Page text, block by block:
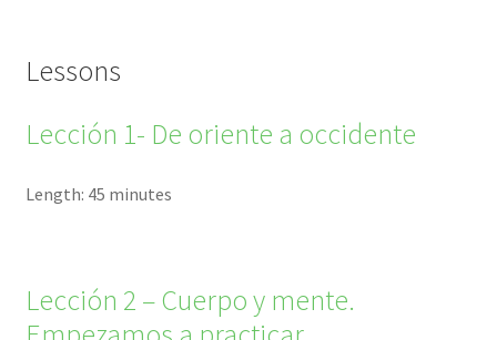
Lessons
Lección 1- De oriente a occidente
Length: 45 minutes
Lección 2 – Cuerpo y mente.